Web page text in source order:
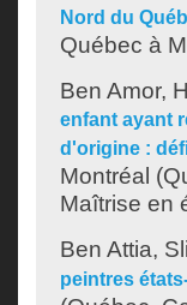
Nord du
Québec à
Ben Amor,
enfant ayant
d'origine :
Montréal
Maîtrise en
Ben Attia,
peintres